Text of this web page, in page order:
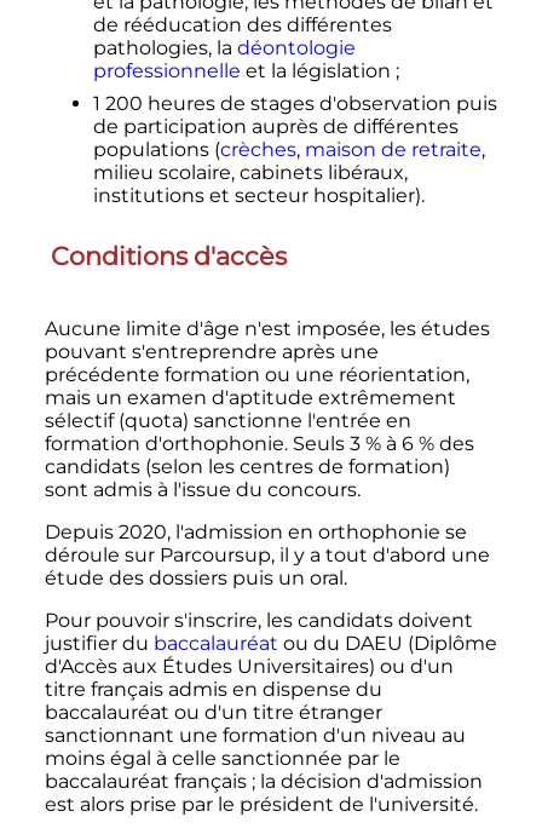
de rééducation des différentes
pathologies, la déontologie
professionnelle et la législation ;
1 200 heures de stages d'observation puis
de participation auprès de différentes
populations (crèches, maison de retraite,
milieu scolaire, cabinets libéraux,
institutions et secteur hospitalier).
Conditions d'accès
Aucune limite d'âge n'est imposée, les études
pouvant s'entreprendre après une
précédente formation ou une réorientation,
mais un examen d'aptitude extrêmement
sélectif (quota) sanctionne l'entrée en
formation d'orthophonie. Seuls 3 % à 6 % des
candidats (selon les centres de formation)
sont admis à l'issue du concours.
Depuis 2020, l'admission en orthophonie se
déroule sur Parcoursup, il y a tout d'abord une
étude des dossiers puis un oral.
Pour pouvoir s'inscrire, les candidats doivent
justifier du baccalauréat ou du DAEU (Diplôme
d'Accès aux Études Universitaires) ou d'un
titre français admis en dispense du
baccalauréat ou d'un titre étranger
sanctionnant une formation d'un niveau au
moins égal à celle sanctionnée par le
baccalauréat français ; la décision d'admission
est alors prise par le président de l'université.